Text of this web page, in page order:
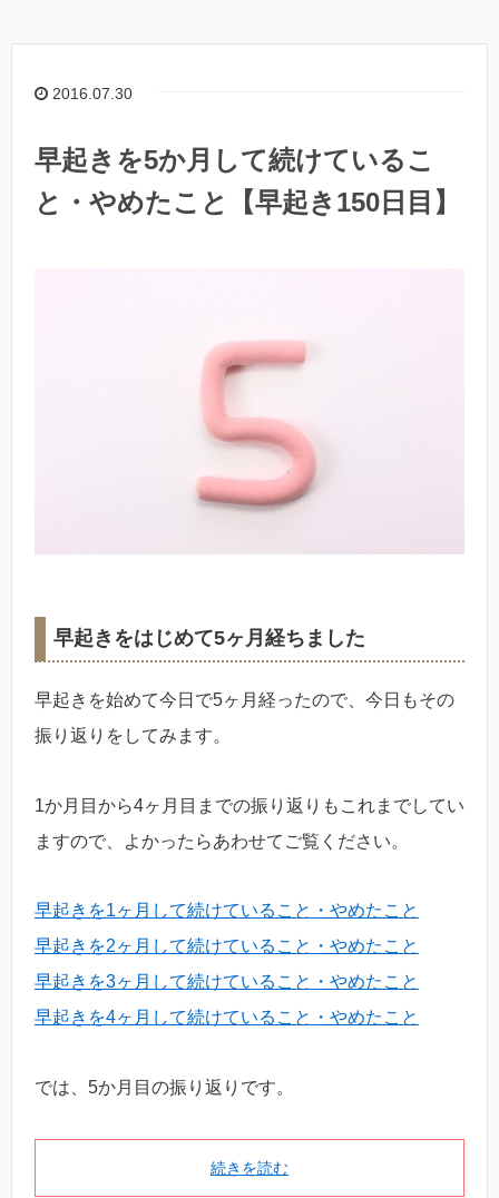
2016.07.30
早起きを5か月して続けているこ
と・やめたこと【早起き150日目】
早起きをはじめて5ヶ月経ちました
早起きを始めて今日で5ヶ月経ったので、今日もその
振り返りをしてみます。
1か月目から4ヶ月目までの振り返りもこれまでしてい
ますので、よかったらあわせてご覧ください。
早起きを1ヶ月して続けていること・やめたこと
早起きを2ヶ月して続けていること・やめたこと
早起きを3ヶ月して続けていること・やめたこと
早起きを4ヶ月して続けていること・やめたこと
では、5か月目の振り返りです。
続きを読む